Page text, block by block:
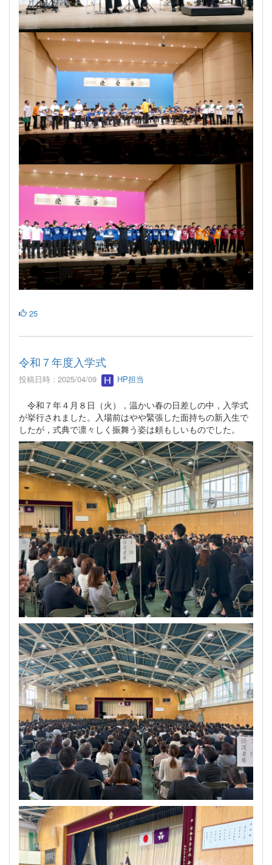
25
令和７年度入学式
投稿日時 : 2025/04/09 HP担当
令和７年４月８日（火），温かい春の日差しの中，入学式
が挙行されました。入場前はやや緊張した面持ちの新入生で
したが，式典で凛々しく振舞う姿は頼もしいものでした。